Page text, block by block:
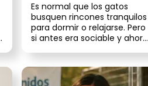
Es normal que los gatos
busquen rincones tranquilos
para dormir o relajarse. Pero
si antes era sociable y ahora